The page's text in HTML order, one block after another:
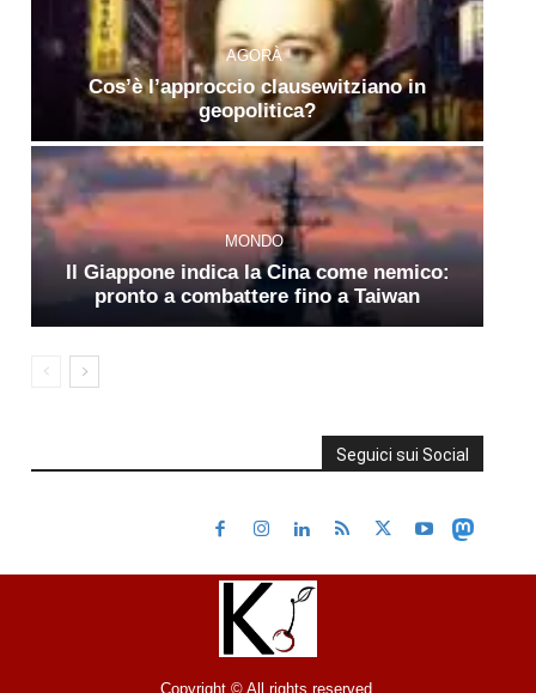
AGORÀ
Cos’è l’approccio clausewitziano in
geopolitica?
MONDO
Il Giappone indica la Cina come nemico:
pronto a combattere fino a Taiwan
Seguici sui Social
Copyright © All rights reserved.